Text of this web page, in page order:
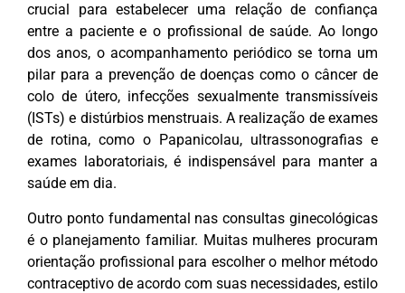
crucial para estabelecer uma relação de confiança
entre a paciente e o profissional de saúde. Ao longo
dos anos, o acompanhamento periódico se torna um
pilar para a prevenção de doenças como o câncer de
colo de útero, infecções sexualmente transmissíveis
(ISTs) e distúrbios menstruais. A realização de exames
de rotina, como o Papanicolau, ultrassonografias e
exames laboratoriais, é indispensável para manter a
saúde em dia.
Outro ponto fundamental nas consultas ginecológicas
é o planejamento familiar. Muitas mulheres procuram
orientação profissional para escolher o melhor método
contraceptivo de acordo com suas necessidades, estilo